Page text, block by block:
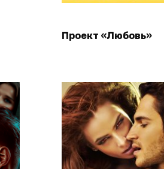
Проект «Любовь»